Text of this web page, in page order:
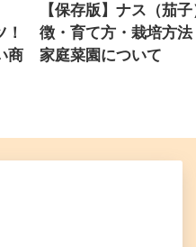
商
【保存版】ナス（茄
徴・育て方・栽培方
家庭菜園について